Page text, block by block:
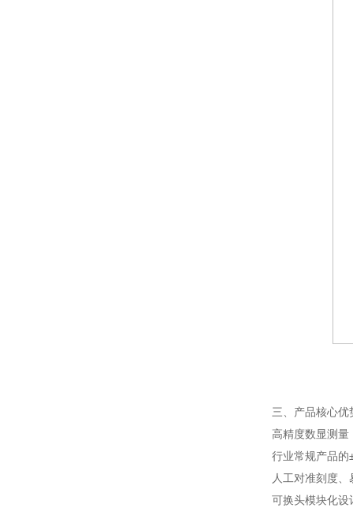
三、产品核心优
高精度数显测量
行业常规产品的
人工对准刻度
可换头模块化设